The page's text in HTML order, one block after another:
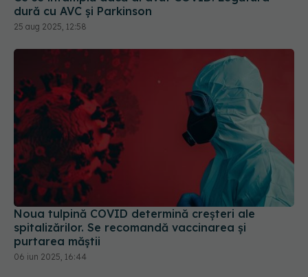
Noua tulpină COVID determină creșteri ale
spitalizărilor. Se recomandă vaccinarea și
purtarea măștii
06 iun 2025, 16:44